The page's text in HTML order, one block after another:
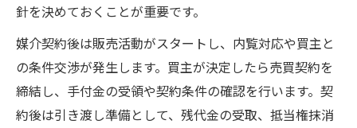
針を決めておくことが重要です。
媒介契約後は販売活動がスタートし、内覧対応や買主と
の条件交渉が発生します。買主が決定したら売買契約を
締結し、手付金の受領や契約条件の確認を行います。契
約後は引き渡し準備として、残代金の受取、抵当権抹消